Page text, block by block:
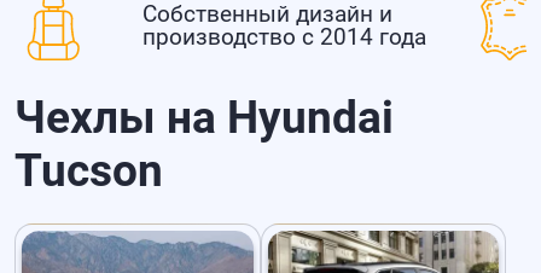
Собственный дизайн и
производство с 2014 года
Чехлы на Hyundai
Tucson